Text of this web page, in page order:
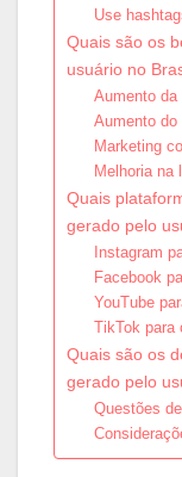
Use
Quais são os
usuário no
Aumento da
Aumento do
Marketing
Melhoria na
Quais
gerado pelo
Instagram
Facebook
YouTube
TikTok para
Quais são os
gerado pelo
Questões